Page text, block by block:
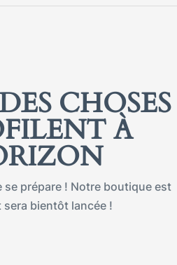
CHOSES
À
se prépare ! Notre boutique est
sera bientôt lancée !